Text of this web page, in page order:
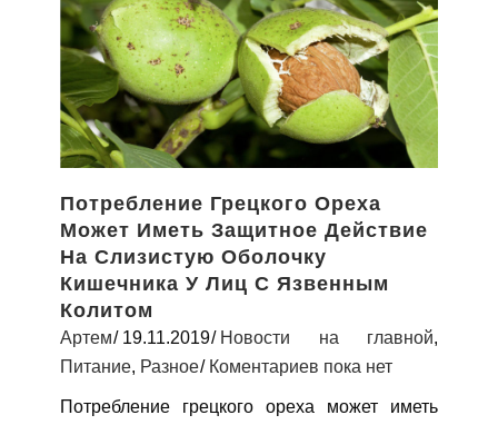
Потребление Грецкого Ореха
Может Иметь Защитное Действие
На Слизистую Оболочку
Кишечника У Лиц С Язвенным
Колитом
Артем 19.11.2019 Новости на главной,
Питание, Разное Коментариев пока нет
Потребление грецкого ореха может иметь